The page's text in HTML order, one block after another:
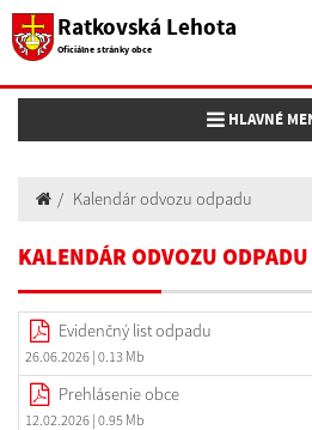
Ratkovská Lehota
Oficiálne stránky obce
ToggleHLAVNÉ
Kalendár odvozu odpadu
KALENDÁR ODVOZU ODPADU
Evidenčný list odpadu
26.06.2026 | 0.13 Mb
Prehlásenie obce
12.02.2026 | 0.95 Mb